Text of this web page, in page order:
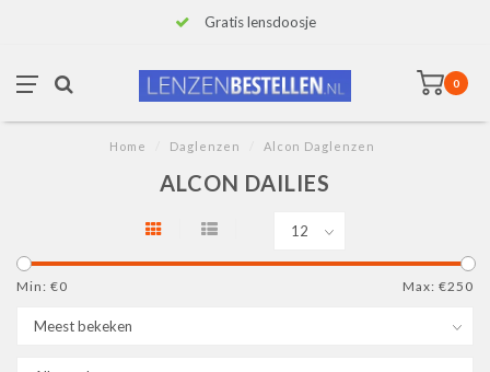
Gratis lensdoosje
0
Home Daglenzen Alcon Daglenzen
ALCON DAILIES
Min: €0 Max: €250